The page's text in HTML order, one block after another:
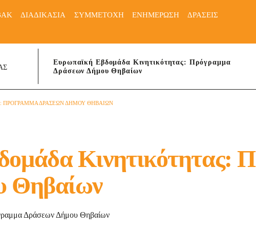
ΔΙΑΔΙΚΑΣΙΑ ΣΥΜΜΕΤΟΧΗ ΕΝΗΜΕΡΩΣΗ
ΔΡΑΣΕΙΣ
Ευρωπαϊκή Εβδομάδα Κινητικότητας: Πρόγραμμα
Δράσεων Δήμου Θηβαίων
ΠΡΟΓΡΑΜΜΑ ΔΡΑΣΕΩΝ ΔΗΜΟΥ ΘΗΒΑΙΩΝ
Κινητικότητας:
Θηβαίων